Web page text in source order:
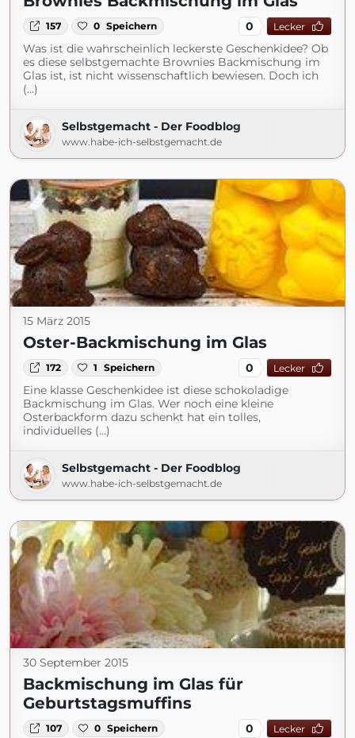
157 0 Speichern 0 Lecker
Was ist die wahrscheinlich leckerste Geschenkidee? Ob
es diese selbstgemachte Brownies Backmischung im
Glas ist, ist nicht wissenschaftlich bewiesen. Doch ich
(...)
Selbstgemacht - Der Foodblog
www.habe-ich-selbstgemacht.de
15 März 2015
Oster-Backmischung im Glas
172 1 Speichern 0 Lecker
Eine klasse Geschenkidee ist diese schokoladige
Backmischung im Glas. Wer noch eine kleine
Osterbackform dazu schenkt hat ein tolles,
individuelles (...)
Selbstgemacht - Der Foodblog
www.habe-ich-selbstgemacht.de
30 September 2015
Backmischung im Glas für
Geburtstagsmuffins
107 0 Speichern 0 Lecker